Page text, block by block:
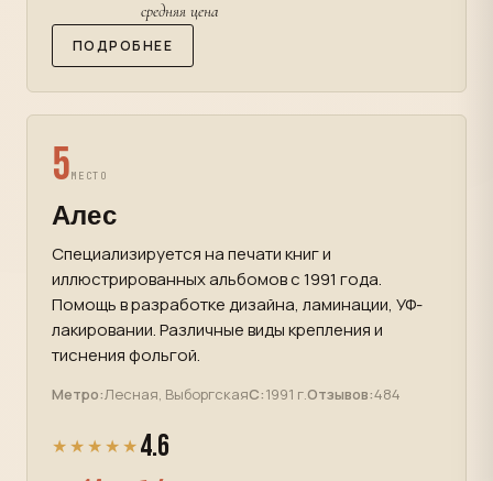
средняя цена
ПОДРОБНЕЕ
5МЕСТО
Алес
Специализируется на печати книг и
иллюстрированных альбомов с 1991 года.
Помощь в разработке дизайна, ламинации, УФ-
лакировании. Различные виды крепления и
тиснения фольгой.
Метро:Лесная, ВыборгскаяС:1991 г.Отзывов:484
★★★★★ 4.6